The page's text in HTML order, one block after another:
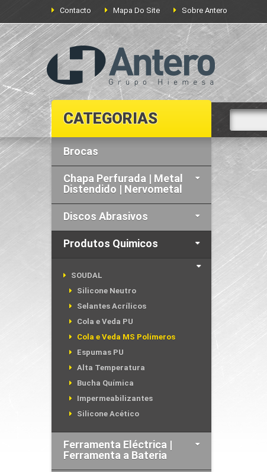
Contacto Mapa Do Site Sobre Antero
CATEGORIAS
Brocas
Chapa Perfurada | Metal
Distendido | Nervometal
Discos Abrasivos
Produtos Quimicos
SOUDAL
Silicone Neutro
Selantes Acrílicos
Cola e Veda PU
Cola e Veda MS Polímeros
Espumas PU
Alta Temperatura
Bucha Química
Impermeabilizantes
Silicone Acético
Ferramenta Eléctrica |
Ferramenta a Bateria